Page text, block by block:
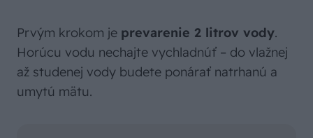
Prvým krokom je prevarenie 2 litrov vody.
Horúcu vodu nechajte vychladnúť – do vlažnej
až studenej vody budete ponárať natrhanú a
umytú mätu.